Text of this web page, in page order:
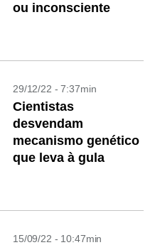
ou inconsciente
29/12/22 - 7:37min
Cientistas
desvendam
mecanismo genético
que leva à gula
15/09/22 - 10:47min